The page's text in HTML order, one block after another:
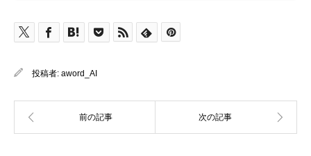
投稿者: aword_AI